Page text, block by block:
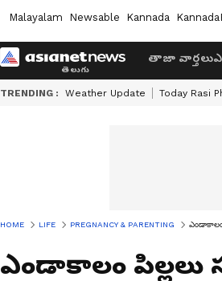
Malayalam Newsable Kannada
తాజా వార్తలు
TRENDING : Weather Update Today Rasi
HOME LIFE PREGNANCY & PARENTING ఎండాకాలం
ఎండాకాలం పిల్లలు